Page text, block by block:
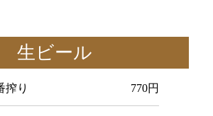
生ビール
一番搾り 770円